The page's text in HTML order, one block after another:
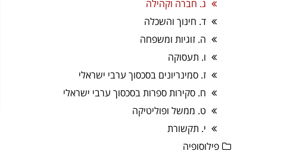
ג. חברה וקהילה
ד. חינוך והשכלה
ה. זוגיות ומשפחה
ו. תעסוקה
ז. סמינריונים בסכסוך ערבי ישראלי
ח. סקירות ספרות בסכסוך ערבי ישראלי
ט. ממשל ופוליטיקה
י. תקשורת
פילוסופיה